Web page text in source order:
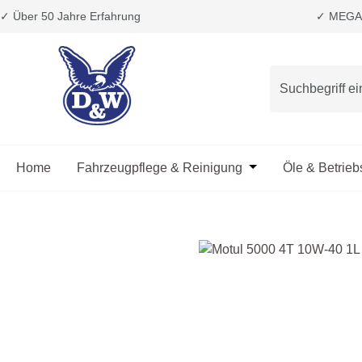
Hauptinhalt springen
Zur Suche springen
Zur Hauptnavigation springen
✓ Über 50 Jahre Erfahrung ✓
Home Fahrzeugpflege & Reinigung Öffne oder
Öle &